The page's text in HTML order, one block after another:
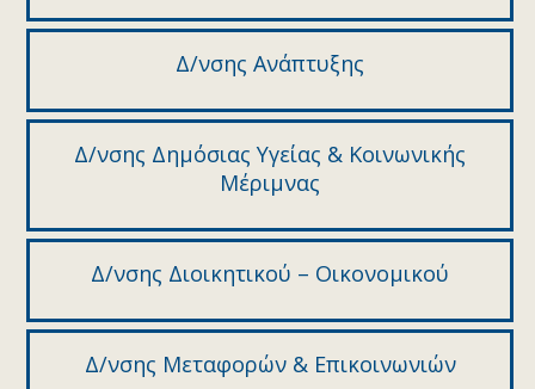
Δ/νσης Ανάπτυξης
Δ/νσης Δημόσιας Υγείας & Κοινωνικής
Μέριμνας
Δ/νσης Διοικητικού – Οικονομικού
Δ/νσης Μεταφορών & Επικοινωνιών